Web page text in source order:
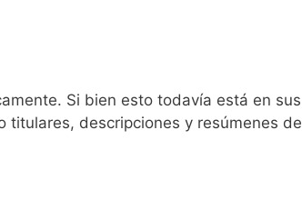
Si bien esto todavía está en sus
titulares, descripciones y resúmenes de